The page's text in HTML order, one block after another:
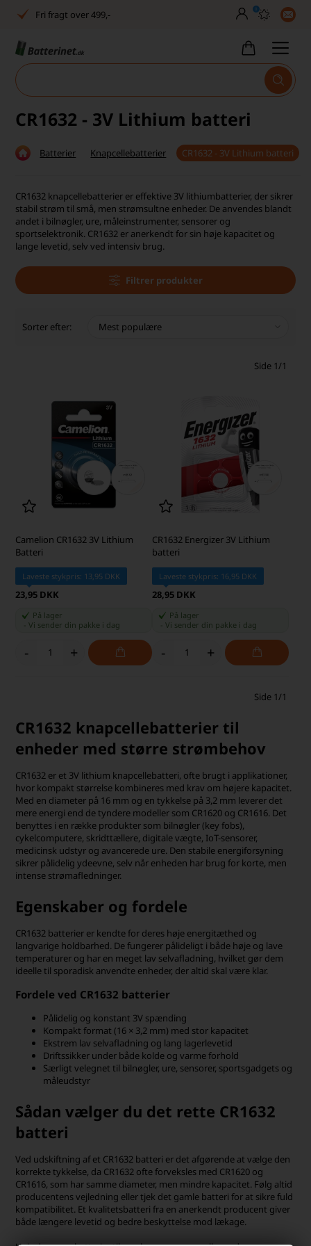
Fri fragt over 499,-
Høj kundetilfredshed
Dag-til-dag levering
Dansk lager
30 dages returret
Tlf. er lukket uge 27-32
0
CR1632 - 3V Lithium batteri
Batterier Knapcellebatterier CR1632 - 3V Lithium batteri
CR1632 knapcellebatterier er effektive 3V lithiumbatterier, der sikrer
stabil strøm til små, men strømsultne enheder. De anvendes blandt
andet i bilnøgler, ure, måleinstrumenter, sensorer og
sportselektronik. CR1632 er anerkendt for sin høje kapacitet og
lange levetid, selv ved intensiv brug.
Filtrer produkter
Sorter efter:
Side 1/1
Camelion CR1632 3V Lithium
Batteri
Laveste stykpris: 13,95 DKK
23,95 DKK
På lager
-Vi sender din pakke i dag
- +
CR1632 Energizer 3V Lithium
batteri
Laveste stykpris: 16,95 DKK
28,95 DKK
På lager
Vi sender din pakke i dag
- +
Side 1/1
CR1632 knapcellebatterier til
enheder med større strømbehov
CR1632 er et 3V lithium knapcellebatteri, ofte brugt i applikationer,
hvor kompakt størrelse kombineres med krav om højere kapacitet.
Med en diameter på 16 mm og en tykkelse på 3,2 mm leverer det
mere energi end de tyndere modeller som CR1620 og CR1616. Det
benyttes i en række produkter som bilnøgler (key fobs),
cykelcomputere, skridttællere, digitale vægte, IoT-sensorer,
medicinsk udstyr og avancerede ure. Den stabile energiforsyning
sikrer pålidelig ydeevne, selv når enheden har brug for korte, men
intense strømafledninger.
Egenskaber og fordele
CR1632 batterier er kendte for deres høje energitæthed og
langvarige holdbarhed. De fungerer pålideligt i både høje og lave
temperaturer og har en meget lav selvafladning, hvilket gør dem
ideelle til sporadisk anvendte enheder, der altid skal være klar.
Fordele ved CR1632 batterier
Pålidelig og konstant 3V spænding
Kompakt format (16 × 3,2 mm) med stor kapacitet
Ekstrem lav selvafladning og lang lagerlevetid
Driftssikker under både kolde og varme forhold
Særligt velegnet til bilnøgler, ure, sensorer, sportsgadgets og
måleudstyr
Sådan vælger du det rette CR1632
batteri
Ved udskiftning af et CR1632 batteri er det afgørende at vælge den
korrekte tykkelse, da CR1632 ofte forveksles med CR1620 og
CR1616, som har samme diameter, men mindre kapacitet. Følg altid
producentens vejledning eller tjek det gamle batteri for at sikre fuld
kompatibilitet. Et kvalitetsbatteri fra en anerkendt producent giver
både længere levetid og bedre beskyttelse mod lækage.